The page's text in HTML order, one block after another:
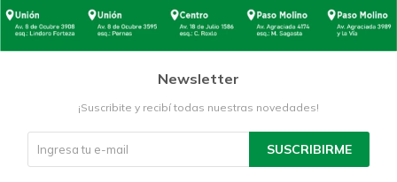
Newsletter
¡Suscribite y recibí todas nuestras novedades!
SUSCRIBIRME